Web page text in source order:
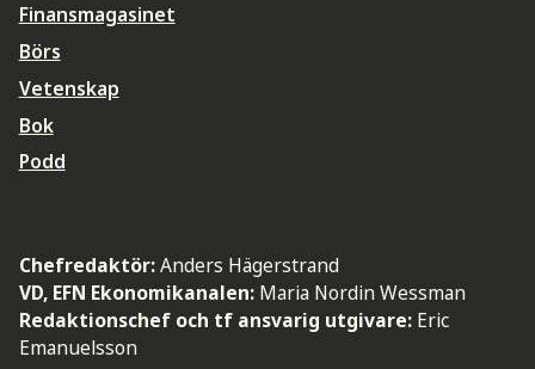
Finansmagasinet
Börs
Vetenskap
Bok
Podd
Chefredaktör:Anders Hägerstrand
VD, EFN Ekonomikanalen: Maria Nordin Wessman
Redaktionschef och tf ansvarig utgivare: Eric
Emanuelsson